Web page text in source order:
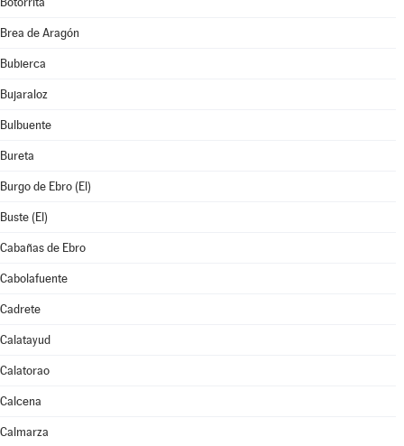
Brea de Aragón
Bubierca
Bujaraloz
Bulbuente
Bureta
Burgo de Ebro (El)
Buste (El)
Cabañas de Ebro
Cabolafuente
Cadrete
Calatayud
Calatorao
Calcena
Calmarza